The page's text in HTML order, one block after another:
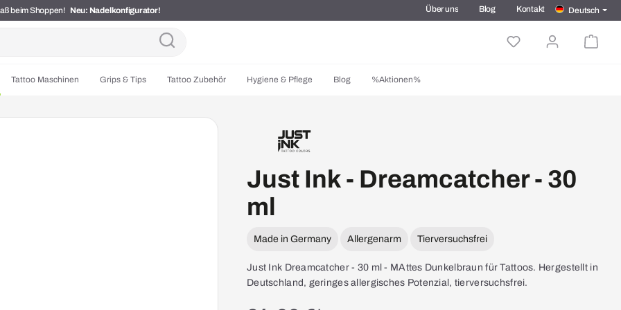
beim Shoppen! Neu: Nadelkonfigurator! Über uns Blog Kontakt Deutsch
Tattoo Maschinen Grips & Tips Tattoo Zubehör Hygiene & Pflege Blog %Aktionen%
Just Ink - Dreamcatcher - 30
ml
Made in Germany Allergenarm Tierversuchsfrei
Just Ink Dreamcatcher - 30 ml - MAttes Dunkelbraun für Tattoos. Hergestellt in
Deutschland, geringes allergisches Potenzial, tierversuchsfrei.